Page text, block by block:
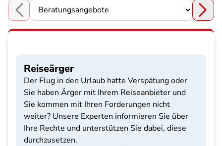
Choose a section
Reiseärger
Der Flug in den Urlaub hatte Verspätung oder
Sie haben Ärger mit Ihrem Reiseanbieter und
Sie kommen mit Ihren Forderungen nicht
weiter? Unsere Experten informieren Sie über
Ihre Rechte und unterstützen Sie dabei, diese
durchzusetzen.